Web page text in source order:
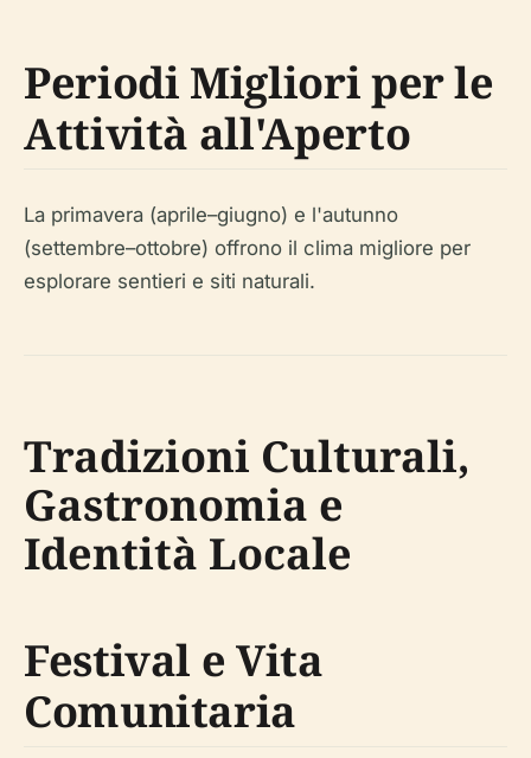
Periodi Migliori per le
Attività all'Aperto
La primavera (aprile–giugno) e l'autunno
(settembre–ottobre) offrono il clima migliore per
esplorare sentieri e siti naturali.
Tradizioni Culturali,
Gastronomia e
Identità Locale
Festival e Vita
Comunitaria